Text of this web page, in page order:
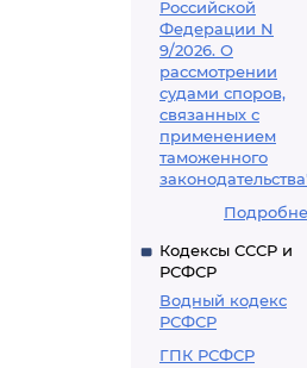
Российской
Федерации N
9/2026. О
рассмотрении
судами споров,
связанных с
применением
таможенного
Кодексы СССР и
РСФСР
Водный кодекс
РСФСР
ГПК РСФСР